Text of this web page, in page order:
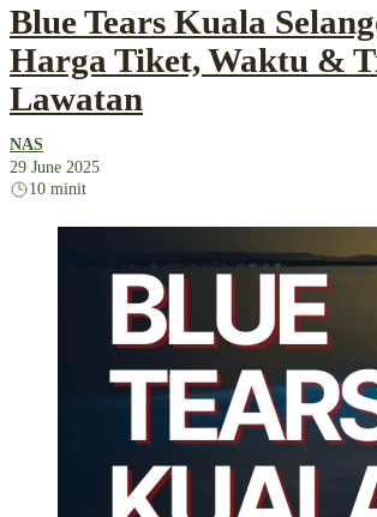
Blue Tears Kuala
Harga Tiket, Waktu &
Lawatan
NAS
29 June 2025
10 minit